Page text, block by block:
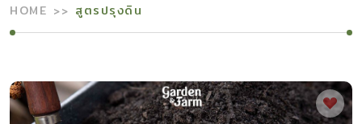
HOME สูตรปรุงดิน